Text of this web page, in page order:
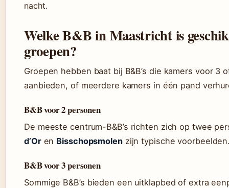
nacht.
Welke B&B in Maastricht is
groepen?
Groepen hebben baat bij B&B’s die kamers voor 3
aanbieden, of meerdere kamers in één pand
B&B voor 2 personen
De meeste centrum-B&B’s richten zich op twee
d’Oren Bisschopsmolenzijn typische
B&B voor 3 personen
Sommige B&B’s bieden een uitklapbed of extra